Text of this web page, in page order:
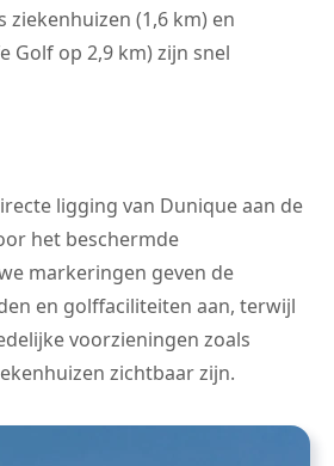
ziekenhuizen (1,6 km) en
Golf op 2,9 km) zijn snel
ligging van Dunique aan de
het beschermde
markeringen geven de
en golffaciliteiten aan, terwijl
voorzieningen zoals
zichtbaar zijn.